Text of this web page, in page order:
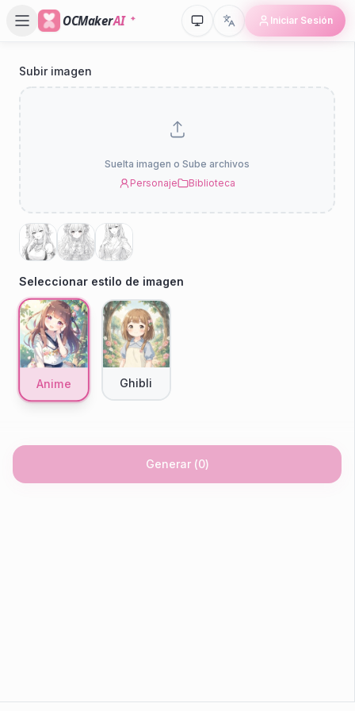
OCMakerAI Iniciar Sesión
Subir imagen
Suelta imagen o Sube archivos
Personaje
Biblioteca
Seleccionar estilo de imagen
Anime Ghibli
Generar (0)